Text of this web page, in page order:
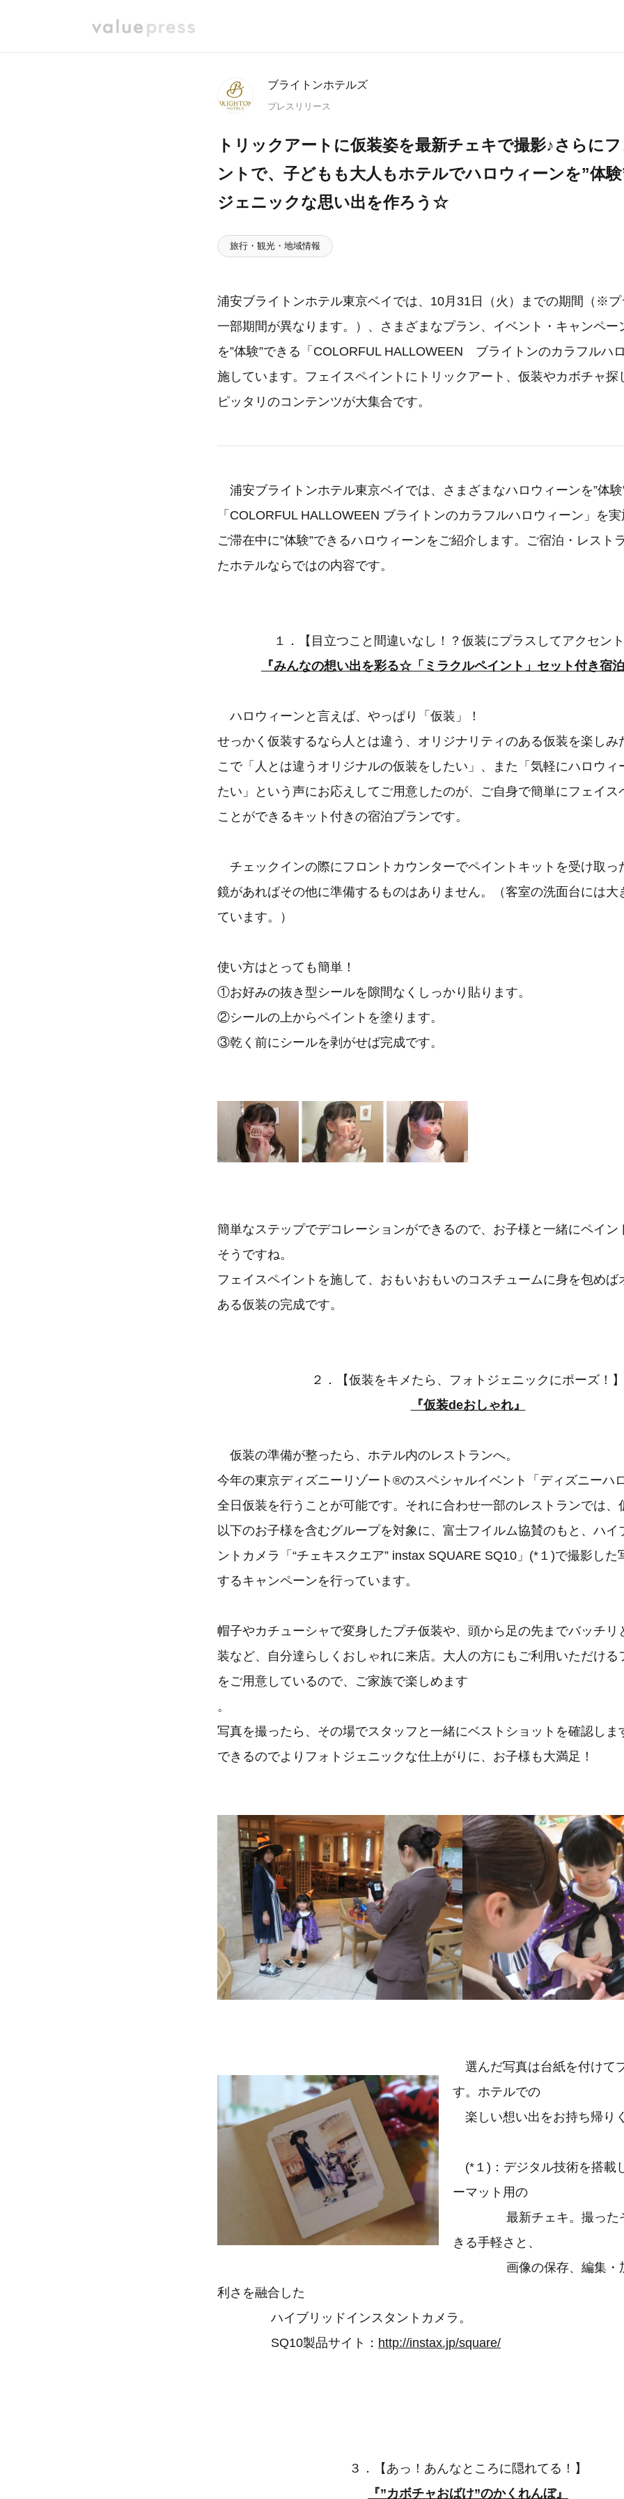
ブライトンホテルズ
プレスリリース
トリックアートに仮装姿を最新チェキで撮影♪さらに
ントで、子どもも大人もホテルでハロウィーンを”体
ジェニックな思い出を作ろう☆
旅行・観光・地域情報
浦安ブライトンホテル東京ベイでは、10月31日（火）までの期間（※プ
一部期間が異なります。）、さまざまなプラン、イベント・キャンペー
を”体験”できる「COLORFUL HALLOWEEN ブライトンのカラフルハ
施しています。フェイスペイントにトリックアート、仮装やカボチャ探
ピッタリのコンテンツが大集合です。
浦安ブライトンホテル東京ベイでは、さまざまなハロウィーンを”体験
「COLORFUL HALLOWEEN ブライトンのカラフルハロウィーン」を実
ご滞在中に”体験”できるハロウィーンをご紹介します。ご宿泊・レスト
たホテルならではの内容です。
１．【目立つこと間違いなし！？仮装にプラスしてアクセント
『みんなの想い出を彩る☆「ミラクルペイント」セット付き宿泊
ハロウィーンと言えば、やっぱり「仮装」！
せっかく仮装するなら人とは違う、オリジナリティのある仮装を楽しみ
こで「人とは違うオリジナルの仮装をしたい」、また「気軽にハロウィ
たい」という声にお応えしてご用意したのが、ご自身で簡単にフェイス
ことができるキット付きの宿泊プランです。
チェックインの際にフロントカウンターでペイントキットを受け取っ
鏡があればその他に準備するものはありません。（客室の洗面台には大
ています。）
使い方はとっても簡単！
①お好みの抜き型シールを隙間なくしっかり貼ります。
②シールの上からペイントを塗ります。
③乾く前にシールを剥がせば完成です。
簡単なステップでデコレーションができるので、お子様と一緒にペイン
そうですね。
フェイスペイントを施して、おもいおもいのコスチュームに身を包めば
ある仮装の完成です。
２．【仮装をキメたら、フォトジェニックにポーズ！】
『仮装deおしゃれ』
仮装の準備が整ったら、ホテル内のレストランへ。
今年の東京ディズニーリゾート®のスペシャルイベント「ディズニーハ
全日仮装を行うことが可能です。それに合わせ一部のレストランでは、
以下のお子様を含むグループを対象に、富士フイルム協賛のもと、ハイ
ントカメラ「“チェキスクエア” instax SQUARE SQ10」(*１)で撮影した
するキャンペーンを行っています。
帽子やカチューシャで変身したプチ仮装や、頭から足の先までバッチリ
装など、自分達らしくおしゃれに来店。大人の方にもご利用いただける
をご用意しているので、ご家族で楽しめます
。
写真を撮ったら、その場でスタッフと一緒にベストショットを確認しま
できるのでよりフォトジェニックな仕上がりに、お子様も大満足！
選んだ写真は台紙を付けて
す。ホテルでの
楽しい想い出をお持ち帰り
(*１)：デジタル技術を搭載
ーマット用の
最新チェキ。撮ったそ
きる手軽さと、
画像の保存、編集・加
利さを融合した
ハイブリッドインスタントカメラ。
SQ10製品サイト： http://instax.jp/square/
３．【あっ！あんなところに隠れてる！】
『”カボチャおばけ”のかくれんぼ』